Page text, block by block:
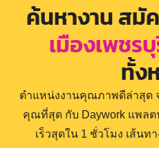
ค้นหางาน สมั
เมืองเพชร
ทั้ง
ตำแหน่งงานคุณภาพดีล่าสุด
คุณที่สุด กับ Daywork แพล
เร็วสุดใน 1 ชั่วโมง เส้น